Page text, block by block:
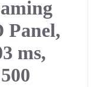
ms,